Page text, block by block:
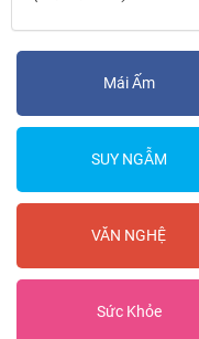
Mái Ấm
SUY NGẪM
VĂN NGHỆ
Sức Khỏe